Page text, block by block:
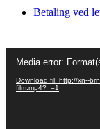
på
Betaling ved
Media error:
Download fil: http://xn--
film.mp4?_=1